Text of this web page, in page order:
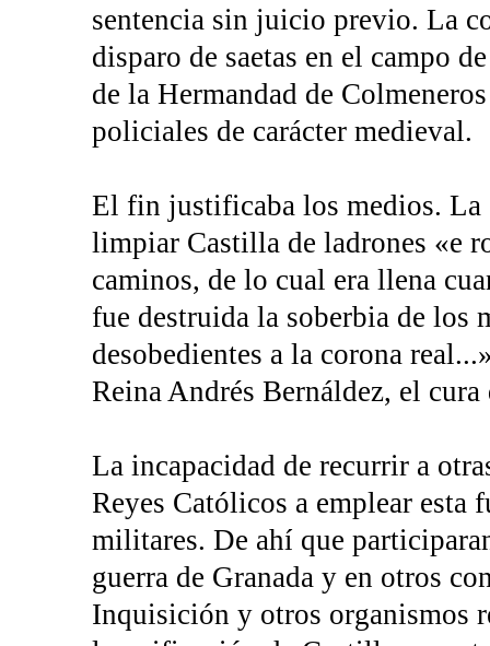
sentencia sin juicio previo. La
disparo de saetas en el campo
de la Hermandad de
policiales de carácter medieval.
El fin justificaba los medios. La
limpiar Castilla de ladrones «e
caminos, de lo cual era llena
fue destruida la soberbia de los
desobedientes a la corona
Reina Andrés Bernáldez, el
La incapacidad de recurrir a
Reyes Católicos a emplear esta
militares. De ahí que
guerra de Granada y en otros
Inquisición y otros organismos